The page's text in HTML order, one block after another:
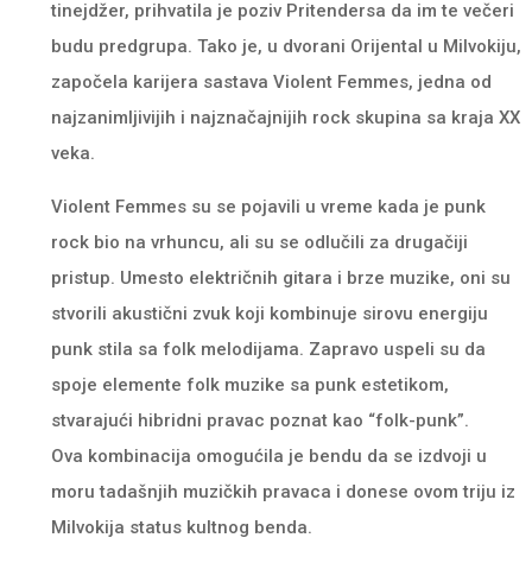
tinejdžer, prihvatila je poziv Pritendersa da im te večeri
budu predgrupa. Tako je, u dvorani Orijental u Milvokiju,
započela karijera sastava Violent Femmes, jedna od
najzanimljivijih i najznačajnijih rock skupina sa kraja XX
veka.
Violent Femmes su se pojavili u vreme kada je punk
rock bio na vrhuncu, ali su se odlučili za drugačiji
pristup. Umesto električnih gitara i brze muzike, oni su
stvorili akustični zvuk koji kombinuje sirovu energiju
punk stila sa folk melodijama. Zapravo uspeli su da
spoje elemente folk muzike sa punk estetikom,
stvarajući hibridni pravac poznat kao “folk-punk”.
Ova kombinacija omogućila je bendu da se izdvoji u
moru tadašnjih muzičkih pravaca i donese ovom triju iz
Milvokija status kultnog benda.